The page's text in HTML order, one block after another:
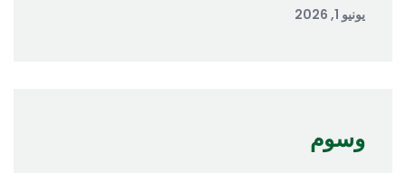
يونيو 1, 2026
وسوم